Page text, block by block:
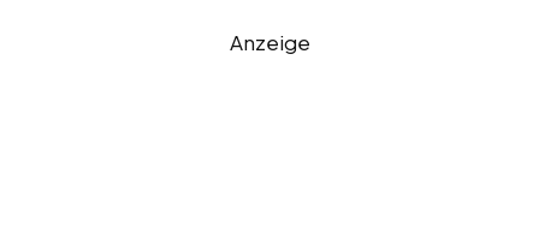
Anzeige